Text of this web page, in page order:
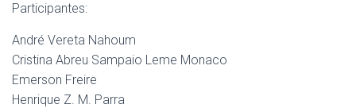
Participantes:
André Vereta Nahoum
Cristina Abreu Sampaio Leme Monaco
Emerson Freire
Henrique Z. M. Parra